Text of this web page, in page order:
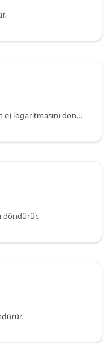
Sayının belirtilen tabanda (varsayılan e) logaritmasını döndürür.
döndürür.